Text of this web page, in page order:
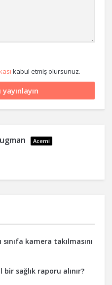
kabul etmiş olursunuz.
Acemi
sınıfa kamera takılmasını
sağlık raporu alınır?